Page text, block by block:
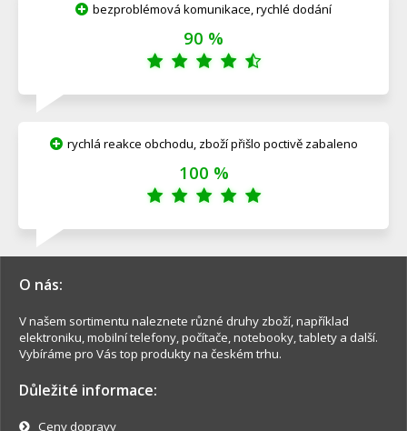
bezproblémová komunikace, rychlé dodání
90 %
rychlá reakce obchodu, zboží přišlo poctivě zabaleno
100 %
O nás:
V našem sortimentu naleznete různé druhy zboží, například
elektroniku, mobilní telefony, počítače, notebooky, tablety a další.
Vybíráme pro Vás top produkty na českém trhu.
Důležité informace:
Ceny dopravy